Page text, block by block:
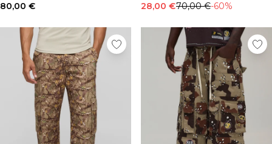
80,00 € 28,00 €70,00 €-60%